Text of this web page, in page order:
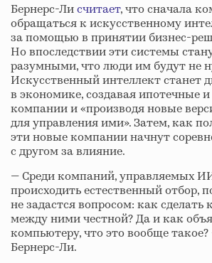
Бернерс-Лисчитает, что сначала
обращаться к искусственному
за помощью в принятии бизнес-
Но впоследствии эти системы
разумными, что люди им будут не
Искусственный интеллект станет
в экономике, создавая ипотечные
компании и «производя новые
для управления ими». Затем, как
эти новые компании начнут
с другом за влияние.
— Среди компаний, управляемых
происходить естественный отбор,
не задастся вопросом: как
между ними честной? Да и как
компьютеру, что это вообще
Бернерс-Ли.